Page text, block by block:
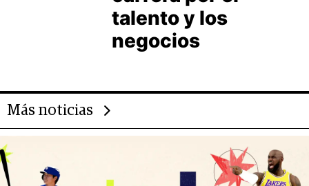
talento y los
negocios
Más noticias